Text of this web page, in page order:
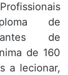
de
de
de 160
a lecionar,